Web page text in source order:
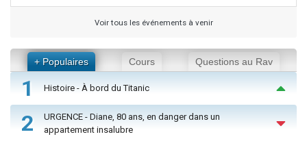
Voir tous les événements à venir
+ Populaires Cours Questions au Rav
1 Histoire - À bord du Titanic
2
URGENCE - Diane, 80 ans, en danger dans un
appartement insalubre